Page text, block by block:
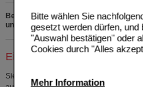
Bitte wählen Sie
gesetzt werden dürfen, und
"Auswahl bestätigen" oder
Cookies durch "Alles
Mehr Information
Bei Fragen zu den Inhaltsstoffen rufen
unter 0800 - 10 11 422 an.
Einkaufsliste auswählen
Sie müssen
um den